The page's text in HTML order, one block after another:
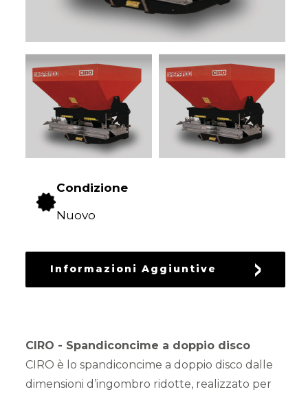
NEWS
CONTACTS
Condizione
Nuovo
Informazioni Aggiuntive
CIRO - Spandiconcime a doppio disco
CIRO è lo spandiconcime a doppio disco dalle
dimensioni d’ingombro ridotte, realizzato per
GARDEN
LINE
PARTS